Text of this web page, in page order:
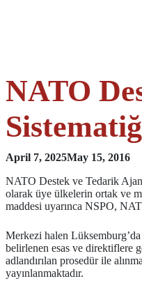
NATO
April 7, 2025May 15, 2016
NATO Destek ve Tedarik
olarak üye ülkelerin ortak ve
maddesi uyarınca NSPO,
Merkezi halen
belirlenen esas ve direktiflere
adlandırılan prosedür ile
yayınlanmaktadır.